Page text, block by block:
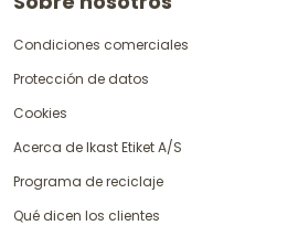
Condiciones comerciales
Protección de datos
Cookies
Acerca de Ikast Etiket A/S
Programa de reciclaje
Qué dicen los clientes